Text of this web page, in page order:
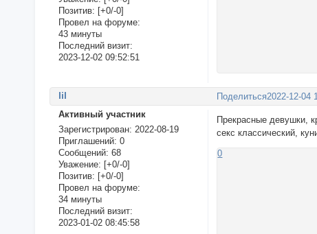
Позитив: [+0/-0]
Провел на форуме:
43 минуты
Последний визит:
2023-12-02 09:52:51
Поделиться2022-12-04
lil
Активный участник
Зарегистрирован: 2022-08-19
Приглашений: 0
Сообщений: 68
Уважение: [+0/-0]
Позитив: [+0/-0]
Провел на форуме:
34 минуты
Последний визит:
2023-01-02 08:45:58
Прекрасные девушки,
секс классический,
0